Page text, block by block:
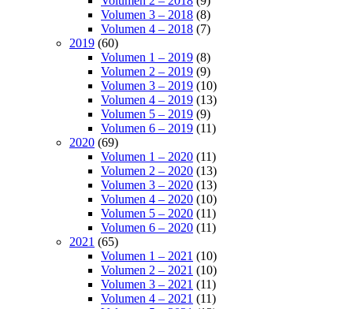
Volumen 3 – 2018 (8)
Volumen 4 – 2018 (7)
2019 (60)
Volumen 1 – 2019 (8)
Volumen 2 – 2019 (9)
Volumen 3 – 2019 (10)
Volumen 4 – 2019 (13)
Volumen 5 – 2019 (9)
Volumen 6 – 2019 (11)
2020 (69)
Volumen 1 – 2020 (11)
Volumen 2 – 2020 (13)
Volumen 3 – 2020 (13)
Volumen 4 – 2020 (10)
Volumen 5 – 2020 (11)
Volumen 6 – 2020 (11)
2021 (65)
Volumen 1 – 2021 (10)
Volumen 2 – 2021 (10)
Volumen 3 – 2021 (11)
Volumen 4 – 2021 (11)